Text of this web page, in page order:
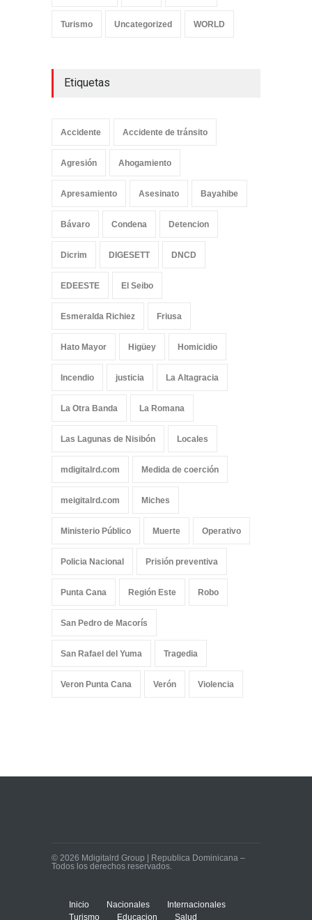
Turismo Uncategorized WORLD
Etiquetas
Accidente Accidente de tránsito
Agresión Ahogamiento
Apresamiento Asesinato Bayahibe
Bávaro Condena Detencion
Dicrim DIGESETT DNCD
EDEESTE El Seibo
Esmeralda Richiez Friusa
Hato Mayor Higüey Homicidio
Incendio justicia La Altagracia
La Otra Banda La Romana
Las Lagunas de Nisibón Locales
mdigitalrd.com Medida de coerción
meigitalrd.com Miches
Ministerio Público Muerte Operativo
Policia Nacional Prisión preventiva
Punta Cana Región Este Robo
San Pedro de Macorís
San Rafael del Yuma Tragedia
Veron Punta Cana Verón Violencia
© 2026 Mdigitalrd Group | Republica Dominicana –
Todos los derechos reservados.
Inicio Nacionales
Internacionales
Turismo
Educacion Salud